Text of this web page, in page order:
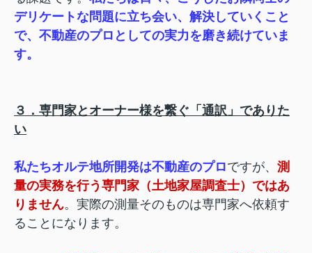
デリケートな問題に立ち会い、解決していくこと
で、不動産のプロとしての実力を磨き続けていま
す。
３．専門家とオーナー様を繋ぐ「通訳」でありた
い
私たちオルテ地所開発は不動産のプロですが、 測
量の実務を行う専門家（土地家屋調査士）ではあ
りません。実際の測量そのものは専門家へ依頼す
ることになります。